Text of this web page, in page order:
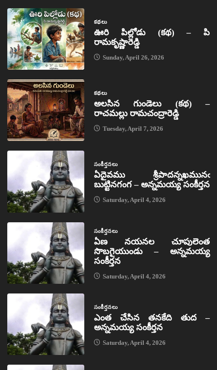
కథలు
ఊరి పిల్లోడు (కథ) – పి
రామకృష్ణారెడ్డి
Sunday, April 26, 2026
కథలు
అలసిన గుండెలు (కథ) –
రాచమల్లు రామచంద్రారెడ్డి
Tuesday, April 7, 2026
సంకీర్తనలు
ఏదైవము శ్రీపాదన్నఖమునఁ
బుట్టినగంగ – అన్నమయ్య సంకీర్తన
Saturday, April 4, 2026
సంకీర్తనలు
ఏణ నయనల చూపులెంత
సొబగైయుండు – అన్నమయ్య
సంకీర్తన
Saturday, April 4, 2026
సంకీర్తనలు
ఎంత చేసిన తనకేది తుద –
అన్నమయ్య సంకీర్తన
Saturday, April 4, 2026